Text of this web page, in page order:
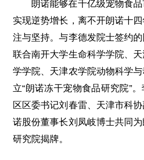
朗诺能够在千亿级宠物食品
实现逆势增长，离不开朗诺十
注与坚持。与李德发院士签约
联合南开大学生命科学学院、
学学院、天津农学院动物科学
立“朗诺冻干宠物食品研究院”
区区委书记刘春雷、天津市科
诺股份董事长刘凤岐博士共同
研究院揭牌。